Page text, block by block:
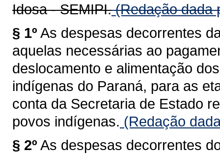
Idosa - SEMIPI.(Redação dada
§ 1º As despesas decorrentes
aquelas necessárias ao
deslocamento e alimentação
indígenas do Paraná, para as
conta da Secretaria de Estado
povos indígenas. (Redação
§ 2º As despesas decorrentes